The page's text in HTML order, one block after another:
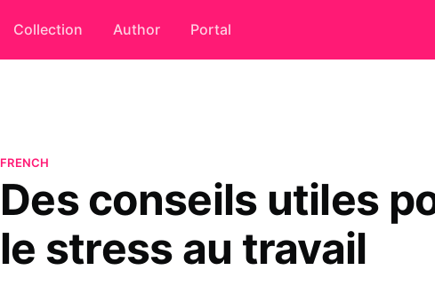
Collection Author Portal
FRENCH
Des conseils utiles
le stress au travail